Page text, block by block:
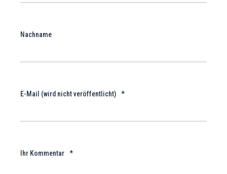
Nachname
E-Mail (wird nicht veröffentlicht) *
Ihr Kommentar *